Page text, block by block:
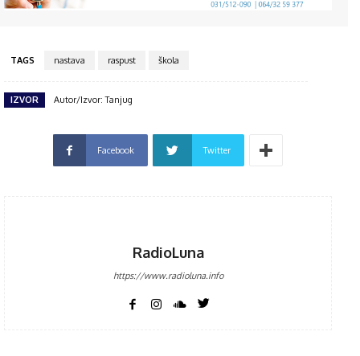
TAGS nastava raspust škola
IZVOR Autor/Izvor: Tanjug
Facebook Twitter
RadioLuna
https://www.radioluna.info